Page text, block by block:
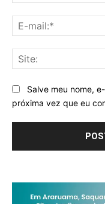
Salve meu nome,
próxima vez que eu